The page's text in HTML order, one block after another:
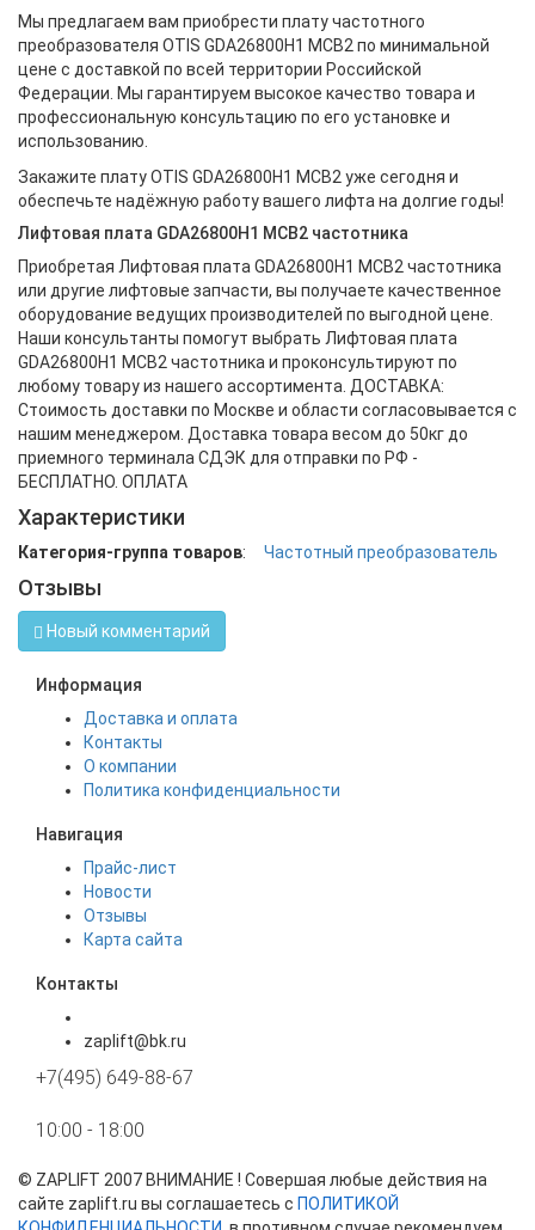
Мы предлагаем вам приобрести плату частотного
преобразователя OTIS GDA26800H1 MCB2 по минимальной
цене с доставкой по всей территории Российской
Федерации. Мы гарантируем высокое качество товара и
профессиональную консультацию по его установке и
использованию.
Закажите плату OTIS GDA26800H1 MCB2 уже сегодня и
обеспечьте надёжную работу вашего лифта на долгие годы!
Лифтовая плата GDA26800H1 MCB2 частотника
Приобретая Лифтовая плата GDA26800H1 MCB2 частотника
или другие лифтовые запчасти, вы получаете качественное
оборудование ведущих производителей по выгодной цене.
Наши консультанты помогут выбрать Лифтовая плата
GDA26800H1 MCB2 частотника и проконсультируют по
любому товару из нашего ассортимента. ДОСТАВКА:
Стоимость доставки по Москве и области согласовывается с
нашим менеджером. Доставка товара весом до 50кг до
приемного терминала СДЭК для отправки по РФ -
БЕСПЛАТНО. ОПЛАТА
Характеристики
Категория-группа товаров: Частотный преобразователь
Отзывы
Новый комментарий
Информация
Доставка и оплата
Контакты
О компании
Политика конфиденциальности
Навигация
Прайс-лист
Новости
Отзывы
Карта сайта
Контакты
zaplift@bk.ru
+7(495) 649-88-67
10:00 - 18:00
© ZAPLIFT 2007 ВНИМАНИЕ ! Совершая любые действия на
сайте zaplift.ru вы соглашаетесь с ПОЛИТИКОЙ